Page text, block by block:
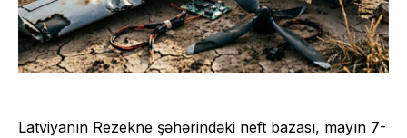
Latviyanın Rezekne şəhərindəki neft bazası, mayın 7-